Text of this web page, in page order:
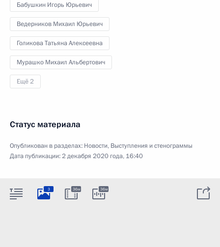
Бабушкин Игорь Юрьевич
Ведерников Михаил Юрьевич
Голикова Татьяна Алексеевна
Мурашко Михаил Альбертович
Ещё 2
Статус материала
Опубликован в разделах: Новости, Выступления и стенограммы
Дата публикации:2 декабря 2020 года, 16:40
3 36м 36м